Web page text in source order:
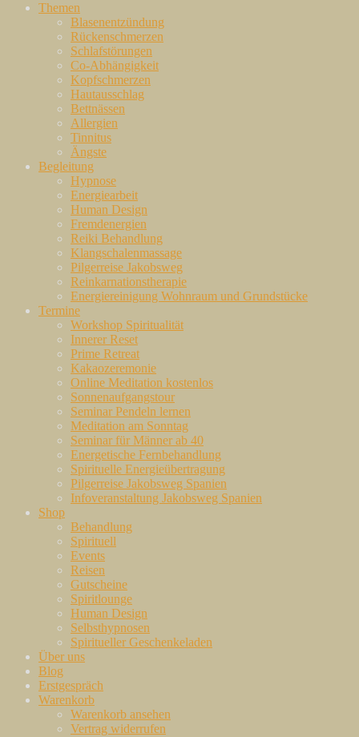
Themen
Blasenentzündung
Rückenschmerzen
Schlafstörungen
Co-Abhängigkeit
Kopfschmerzen
Hautausschlag
Bettnässen
Allergien
Tinnitus
Ängste
Begleitung
Hypnose
Energiearbeit
Human Design
Fremdenergien
Reiki Behandlung
Klangschalenmassage
Pilgerreise Jakobsweg
Reinkarnationstherapie
Energiereinigung Wohnraum und Grundstücke
Termine
Workshop Spiritualität
Innerer Reset
Prime Retreat
Kakaozeremonie
Online Meditation kostenlos
Sonnenaufgangstour
Seminar Pendeln lernen
Meditation am Sonntag
Seminar für Männer ab 40
Energetische Fernbehandlung
Spirituelle Energieübertragung
Pilgerreise Jakobsweg Spanien
Infoveranstaltung Jakobsweg Spanien
Shop
Behandlung
Spirituell
Events
Reisen
Gutscheine
Spiritlounge
Human Design
Selbsthypnosen
Spiritueller Geschenkeladen
Über uns
Blog
Erstgespräch
Warenkorb
Warenkorb ansehen
Vertrag widerrufen